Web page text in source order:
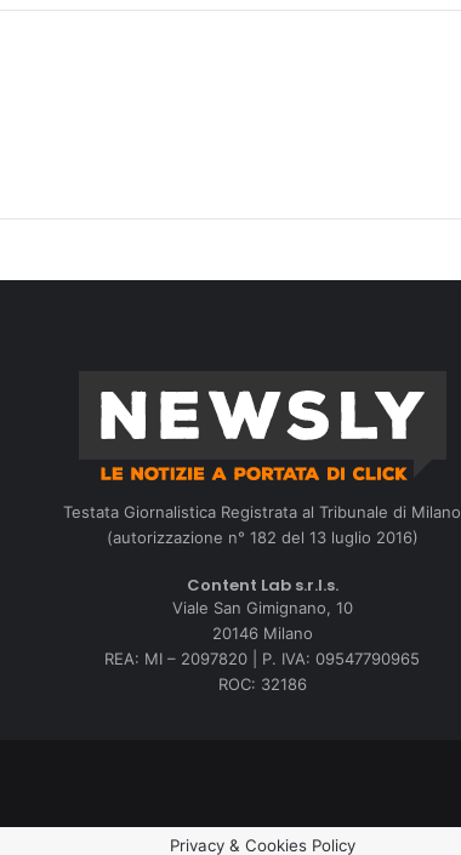
Testata Giornalistica Registrata al Tribunale di Milano
(autorizzazione n° 182 del 13 luglio 2016)
Content Lab s.r.l.s.
Viale San Gimignano, 10
20146 Milano
REA: MI – 2097820 | P. IVA: 09547790965
ROC: 32186
Privacy & Cookies Policy